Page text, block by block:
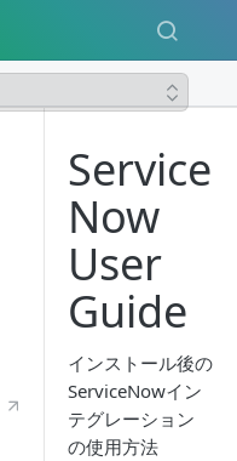
Service
Now
User
Guide
インストール後の
ServiceNowイン
テグレーション
の使用方法